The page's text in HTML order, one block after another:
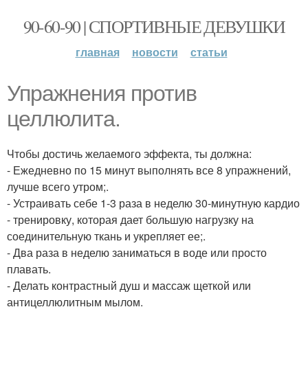
90-60-90 | СПОРТИВНЫЕ ДЕВУШКИ
главная новости статьи
Упражнения против
целлюлита.
Чтобы достичь желаемого эффекта, ты должна:
- Ежедневно по 15 минут выполнять все 8 упражнений,
лучше всего утром;.
- Устраивать себе 1-3 раза в неделю 30-минутную кардио
- тренировку, которая дает большую нагрузку на
соединительную ткань и укрепляет ее;.
- Два раза в неделю заниматься в воде или просто
плавать.
- Делать контрастный душ и массаж щеткой или
антицеллюлитным мылом.